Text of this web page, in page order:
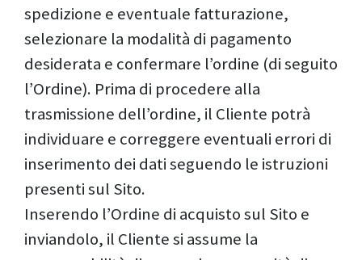
spedizione e eventuale fatturazione,
selezionare la modalità di pagamento
desiderata e confermare l’ordine (di seguito
l’Ordine). Prima di procedere alla
trasmissione dell’ordine, il Cliente potrà
individuare e correggere eventuali errori di
inserimento dei dati seguendo le istruzioni
presenti sul Sito.
Inserendo l’Ordine di acquisto sul Sito e
inviandolo, il Cliente si assume la